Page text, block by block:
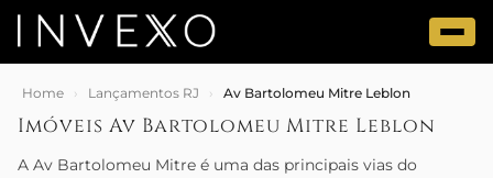
Home › Lançamentos RJ › Av Bartolomeu Mitre Leblon
Imóveis Av Bartolomeu Mitre Leblon
A Av Bartolomeu Mitre é uma das principais vias do